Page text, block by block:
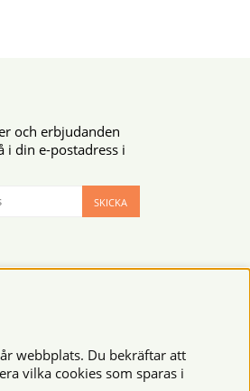
och erbjudanden
i din e-postadress i
SKICKA
webbplats. Du bekräftar att
vilka cookies som sparas i